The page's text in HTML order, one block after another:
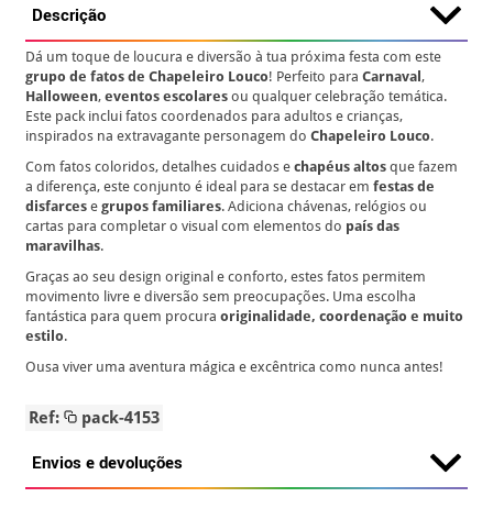
Descrição
Dá um toque de loucura e diversão à tua próxima festa com este
grupo de fatos de Chapeleiro Louco! Perfeito paraCarnaval,
Halloween,eventos escolares ou qualquer celebração temática.
Este pack inclui fatos coordenados para adultos e crianças,
inspirados na extravagante personagem doChapeleiro Louco.
Com fatos coloridos, detalhes cuidados echapéus altos que fazem
a diferença, este conjunto é ideal para se destacar emfestas de
disfarces egrupos familiares. Adiciona chávenas, relógios ou
cartas para completar o visual com elementos do país das
maravilhas.
Graças ao seu design original e conforto, estes fatos permitem
movimento livre e diversão sem preocupações. Uma escolha
fantástica para quem procuraoriginalidade, coordenação e muito
estilo.
Ousa viver uma aventura mágica e excêntrica como nunca antes!
Ref: pack-4153
Envios e devoluções